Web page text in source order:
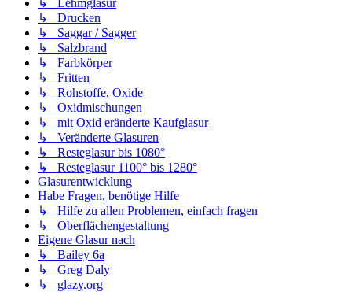
↳ Drucken
↳ Saggar / Sagger
↳ Salzbrand
↳ Farbkörper
↳ Fritten
↳ Rohstoffe, Oxide
↳ Oxidmischungen
↳ mit Oxid eränderte Kaufglasur
↳ Veränderte Glasuren
↳ Resteglasur bis 1080°
↳ Resteglasur 1100° bis 1280°
Glasurentwicklung
Habe Fragen, benötige Hilfe
↳ Hilfe zu allen Problemen, einfach fragen
↳ Oberflächengestaltung
Eigene Glasur nach
↳ Bailey 6a
↳ Greg Daly
↳ glazy.org